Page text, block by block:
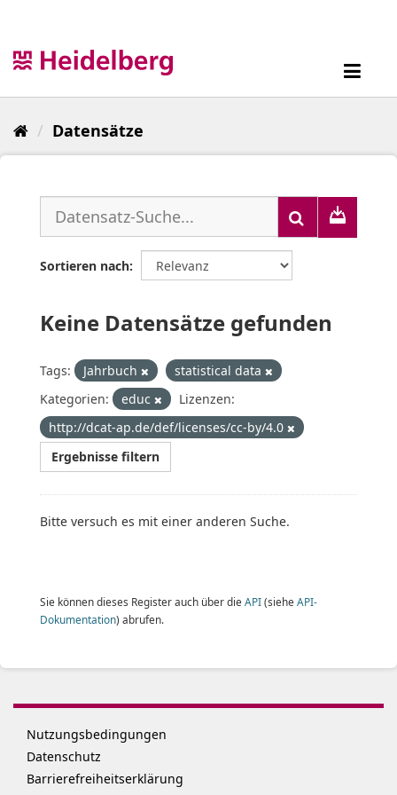
Datensätze
Sortieren nach
Keine Datensätze gefunden
Tags: Jahrbuch
statistical data
Kategorien:
educ
Lizenzen:
http://dcat-ap.de/def/licenses/cc-by/4.0
Ergebnisse filtern
Bitte versuch es mit einer anderen Suche.
Sie können dieses Register auch über die API(siehe API-
Dokumentation) abrufen.
Nutzungsbedingungen
Datenschutz
Barrierefreiheitserklärung